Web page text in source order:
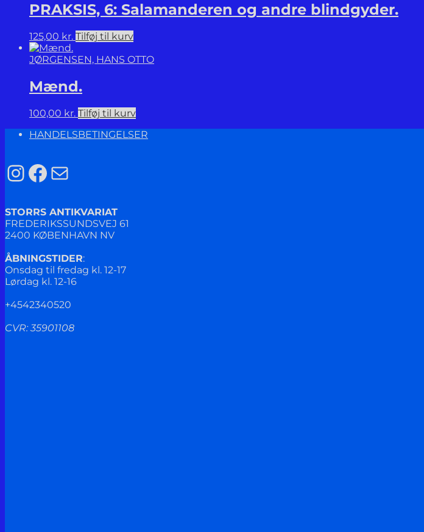
PRAKSIS, 6: Salamanderen og andre blindgyder.
125,00 kr. Tilføj til kurv
JØRGENSEN, HANS OTTO
Mænd.
100,00 kr. Tilføj til kurv
HANDELSBETINGELSER
Instagram
Facebook
Mail
STORRS ANTIKVARIAT
FREDERIKSSUNDSVEJ 61
2400 KØBENHAVN NV
ÅBNINGSTIDER:
Onsdag til fredag kl. 12-17
Lørdag kl. 12-16
+4542340520
CVR: 35901108